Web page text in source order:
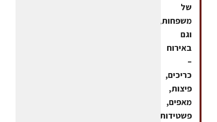
של
משפחות,
וגם
באירוח
–
כריכים,
פיצות,
מאפים,
פשטידות,